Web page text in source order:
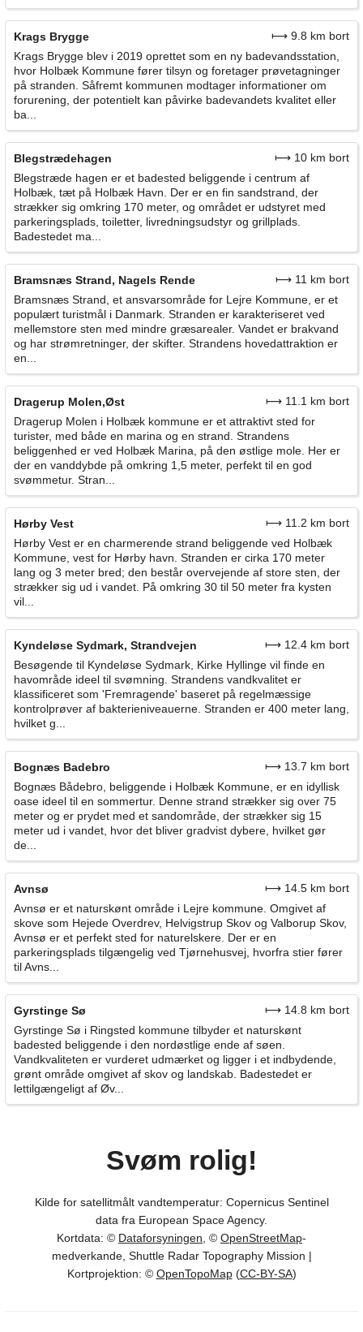
Krags Brygge
⟼ 9.8 km bort
Krags Brygge blev i 2019 oprettet som en ny badevandsstation,
hvor Holbæk Kommune fører tilsyn og foretager prøvetagninger
på stranden. Såfremt kommunen modtager informationer om
forurening, der potentielt kan påvirke badevandets kvalitet eller
ba...
Blegstrædehagen
⟼ 10 km bort
Blegstræde hagen er et badested beliggende i centrum af
Holbæk, tæt på Holbæk Havn. Der er en fin sandstrand, der
strækker sig omkring 170 meter, og området er udstyret med
parkeringsplads, toiletter, livredningsudstyr og grillplads.
Badestedet ma...
Bramsnæs Strand, Nagels Rende
⟼ 11 km bort
Bramsnæs Strand, et ansvarsområde for Lejre Kommune, er et
populært turistmål i Danmark. Stranden er karakteriseret ved
mellemstore sten med mindre græsarealer. Vandet er brakvand
og har strømretninger, der skifter. Strandens hovedattraktion er
en...
Dragerup Molen,Øst
⟼ 11.1 km bort
Dragerup Molen i Holbæk kommune er et attraktivt sted for
turister, med både en marina og en strand. Strandens
beliggenhed er ved Holbæk Marina, på den østlige mole. Her er
der en vanddybde på omkring 1,5 meter, perfekt til en god
svømmetur. Stran...
Hørby Vest
⟼ 11.2 km bort
Hørby Vest er en charmerende strand beliggende ved Holbæk
Kommune, vest for Hørby havn. Stranden er cirka 170 meter
lang og 3 meter bred; den består overvejende af store sten, der
strækker sig ud i vandet. På omkring 30 til 50 meter fra kysten
vil...
Kyndeløse Sydmark, Strandvejen
⟼ 12.4 km bort
Besøgende til Kyndeløse Sydmark, Kirke Hyllinge vil finde en
havområde ideel til svømning. Strandens vandkvalitet er
klassificeret som 'Fremragende' baseret på regelmæssige
kontrolprøver af bakterieniveauerne. Stranden er 400 meter lang,
hvilket g...
Bognæs Badebro
⟼ 13.7 km bort
Bognæs Bådebro, beliggende i Holbæk Kommune, er en idyllisk
oase ideel til en sommertur. Denne strand strækker sig over 75
meter og er prydet med et sandområde, der strækker sig 15
meter ud i vandet, hvor det bliver gradvist dybere, hvilket gør
de...
Avnsø
⟼ 14.5 km bort
Avnsø er et naturskønt område i Lejre kommune. Omgivet af
skove som Hejede Overdrev, Helvigstrup Skov og Valborup Skov,
Avnsø er et perfekt sted for naturelskere. Der er en
parkeringsplads tilgængelig ved Tjørnehusvej, hvorfra stier fører
til Avns...
Gyrstinge Sø
⟼ 14.8 km bort
Gyrstinge Sø i Ringsted kommune tilbyder et naturskønt
badested beliggende i den nordøstlige ende af søen.
Vandkvaliteten er vurderet udmærket og ligger i et indbydende,
grønt område omgivet af skov og landskab. Badestedet er
lettilgængeligt af Øv...
Svøm rolig!
Kilde for satellitmålt vandtemperatur: Copernicus Sentinel
data fra European Space Agency.
Kortdata: © Dataforsyningen , © OpenStreetMap-
medverkande, Shuttle Radar Topography Mission |
Kortprojektion: © OpenTopoMap(CC-BY-SA)